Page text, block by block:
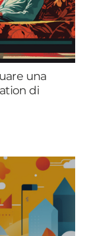
una
di